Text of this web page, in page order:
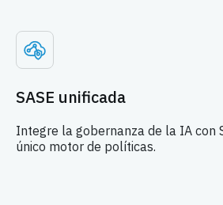
SASE unificada
Integre la gobernanza de la IA con
único motor de políticas.